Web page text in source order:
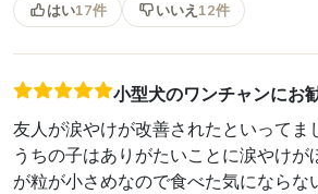
はい17件 いいえ 12件
小型犬のワンチャンにお
友人が涙やけが改善されたといってま
うちの子はありがたいことに涙やけが
が粒が小さめなので食べた気にならな